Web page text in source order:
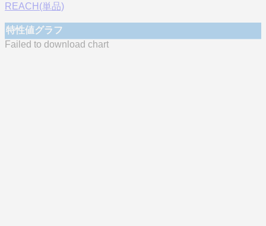
REACH(単品)
特性値グラフ
Failed to download chart